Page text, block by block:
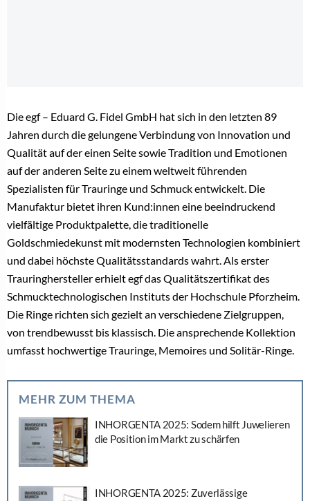
Die egf – Eduard G. Fidel GmbH hat sich in den letzten 89
Jahren durch die gelungene Verbindung von Innovation und
Qualität auf der einen Seite sowie Tradition und Emotionen
auf der anderen Seite zu einem weltweit führenden
Spezialisten für Trauringe und Schmuck entwickelt. Die
Manufaktur bietet ihren Kund:innen eine beeindruckend
vielfältige Produktpalette, die traditionelle
Goldschmiedekunst mit modernsten Technologien kombiniert
und dabei höchste Qualitätsstandards wahrt. Als erster
Trauringhersteller erhielt egf das Qualitätszertifikat des
Schmucktechnologischen Instituts der Hochschule Pforzheim.
Die Ringe richten sich gezielt an verschiedene Zielgruppen,
von trendbewusst bis klassisch. Die ansprechende Kollektion
umfasst hochwertige Trauringe, Memoires und Solitär-Ringe.
MEHR ZUM THEMA
INHORGENTA 2025: Sodem hilft Juwelieren
die Position im Markt zu schärfen
INHORGENTA 2025: Zuverlässige